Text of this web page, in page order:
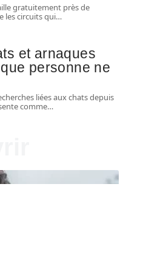
gratuitement près de
les circuits qui…
et arnaques
personne ne
liées aux chats depuis
comme…